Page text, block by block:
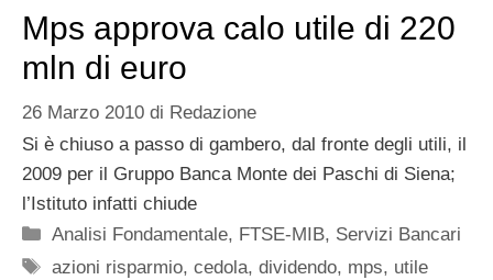
Mps approva calo utile di 220
mln di euro
26 Marzo 2010 di Redazione
Si è chiuso a passo di gambero, dal fronte degli utili, il
2009 per il Gruppo Banca Monte dei Paschi di Siena;
l’Istituto infatti chiude
Categorie
Analisi Fondamentale, FTSE-MIB, Servizi Bancari
Tag
azioni risparmio,cedola,dividendo, mps, utile